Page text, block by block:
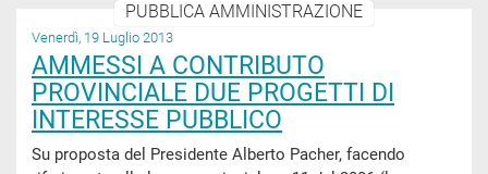
PUBBLICA AMMINISTRAZIONE
Venerdì, 19 Luglio 2013
AMMESSI A CONTRIBUTO
PROVINCIALE DUE PROGETTI DI
INTERESSE PUBBLICO
Su proposta del Presidente Alberto Pacher, facendo